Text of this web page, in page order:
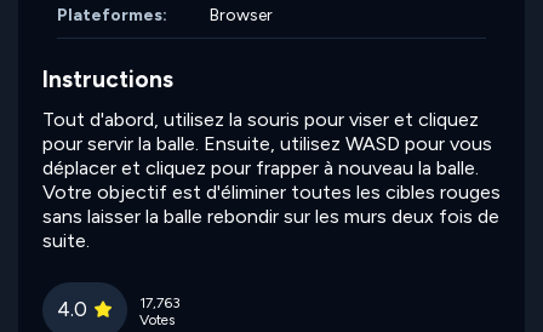
Plateformes:
Browser
Instructions
Tout d'abord, utilisez la souris pour viser et cliquez
pour servir la balle. Ensuite, utilisez WASD pour vous
déplacer et cliquez pour frapper à nouveau la balle.
Votre objectif est d'éliminer toutes les cibles rouges
sans laisser la balle rebondir sur les murs deux fois de
suite.
4.0
17,763
Votes